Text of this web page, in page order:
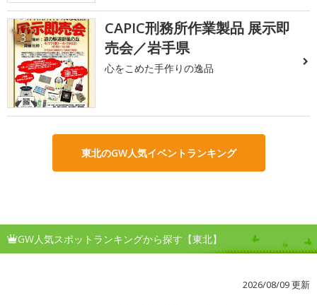
3
CAPIC刑務所作業製品 展示即
売会／岩手県
心をこめた手作りの逸品
東北のGW人気イベントランキング
GW人気スポットランキングから探す【東北】
2026/08/09 更新